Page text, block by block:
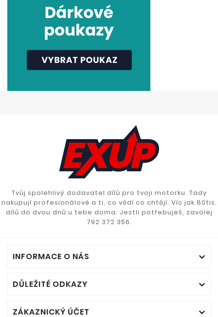
Tvůj spolehlivý dodavatel dílů pro tvoji motorku. Tady
nakupují profesionálové a ti, co vědí co chtějí. Víc jak 80tis.
dílů do dvou dnů u tebe doma. Jestli potřebuješ, zavolej
792 372 356.
INFORMACE O NÁS 
DŮLEŽITÉ ODKAZY 
ZÁKAZNICKÝ ÚČET 